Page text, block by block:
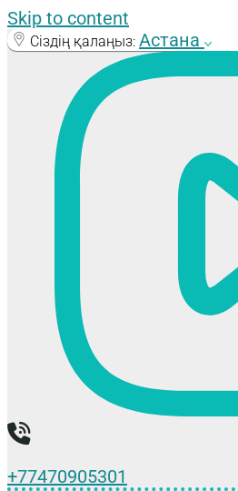
Skip to content
Сіздің қалаңыз: Астана
+77470905301